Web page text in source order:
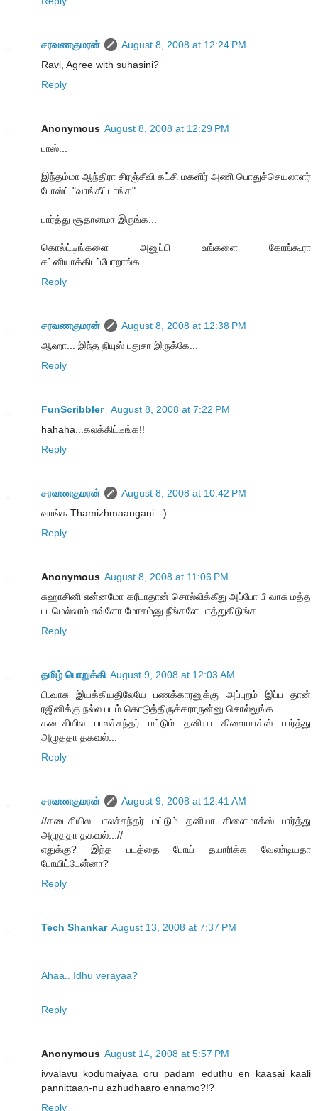
சரவணகுமரன்
August 8, 2008 at 12:24 PM
Ravi, Agree with suhasini?
Reply
Anonymous August 8, 2008 at 12:29 PM
பாஸ்...
இந்தம்மா ஆந்திரா சிரஞ்சீவி கட்சி மகளிர் அணி பொதுச்செயலாளர்
போஸ்ட் "வாங்கீட்டாங்க"...
பார்த்து சூதானமா இருங்க...
கொல்ட்டிங்களை அனுப்பி உங்களை கோங்கூரா
சட்னியாக்கிடப்போறாங்க
Reply
சரவணகுமரன்
August 8, 2008 at 12:38 PM
ஆஹா... இந்த நியுஸ் புதுசா இருக்கே...
Reply
FunScribbler August 8, 2008 at 7:22 PM
hahaha...கலக்கிட்டீங்க!!
Reply
சரவணகுமரன்
August 8, 2008 at 10:42 PM
வாங்க Thamizhmaangani :-)
Reply
Anonymous August 8, 2008 at 11:06 PM
சுஹாசினி என்னமோ கரீடாதான் சொல்லிக்கீது அப்போ பீ வாசு மத்த
படமெல்லாம் எவ்ளோ மோசம்னு நீங்களே பாத்துகிடுங்க
Reply
தமிழ் பொறுக்கி August 9, 2008 at 12:03 AM
பி.வாசு இயக்கியதிலேயே பணக்காரனுக்கு அப்புறம் இப்ப தான்
ரஜினிக்கு நல்ல படம் கொடுத்திருக்கராருன்னு சொல்லுங்க...
கடைசியில பாலச்சந்தர் மட்டும் தனியா கிளைமாக்ஸ் பார்த்து
அழுததா தகவல்...
Reply
சரவணகுமரன்
August 9, 2008 at 12:41 AM
//கடைசியில பாலச்சந்தர் மட்டும் தனியா கிளைமாக்ஸ் பார்த்து
அழுததா தகவல்...//
எதுக்கு? இந்த படத்தை போய் தயாரிக்க வேண்டியதா
போயிட்டேன்னா?
Reply
Tech Shankar August 13, 2008 at 7:37 PM
Ahaa.. Idhu verayaa?
Reply
Anonymous August 14, 2008 at 5:57 PM
ivvalavu kodumaiyaa oru padam eduthu en kaasai kaali
pannittaan-nu azhudhaaro ennamo?!?
Reply